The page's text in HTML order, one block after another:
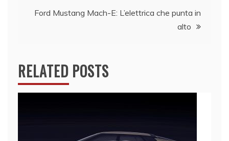
Ford Mustang Mach-E: L’elettrica che punta in
alto
RELATED POSTS